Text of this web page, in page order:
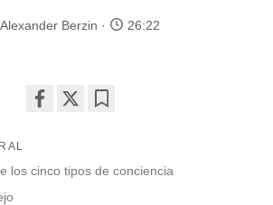
Berzin 26:22
facebook
los cinco tipos de conciencia